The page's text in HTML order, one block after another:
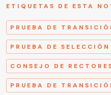
ETIQUETAS DE ESTA
PRUEBA DE
PRUEBA DE
CONSEJO DE
PRUEBA DE